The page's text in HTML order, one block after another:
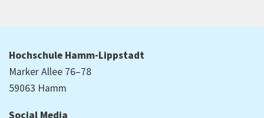
Hochschule Hamm-Lippstadt
Marker Allee 76–78
59063 Hamm